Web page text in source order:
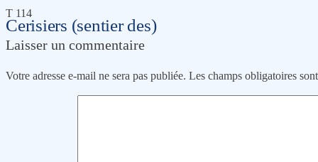
Cerisiers (sentier des)
T 114
Laisser un commentaire
Votre adresse e-mail ne sera pas publiée. Les champs obligatoires